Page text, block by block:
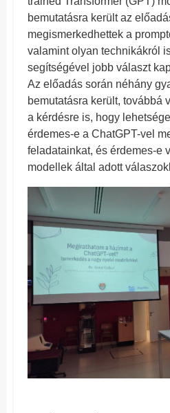
bemutatásra került az
megismerkedhettek a
valamint olyan technikákról
segítségével jobb választ
Az előadás során néhány
bemutatásra került, továbbá
a kérdésre is, hogy
érdemes-e a ChatGPT-vel
feladatainkat, és érdemes-e
modellek által adott